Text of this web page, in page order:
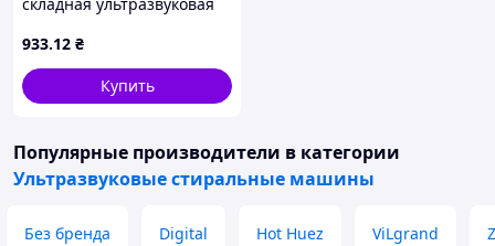
12L
933.12 ₴
Купить
Популярные производители в категории
Ультразвуковые стиральные машины
Без бренда Digital Hot Huez ViLgrand